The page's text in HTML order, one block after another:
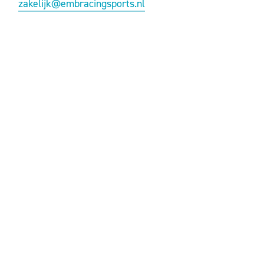
zakelijk@embracingsports.nl